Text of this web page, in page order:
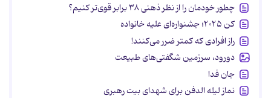
چطور خودمان را از نظر ذهنی ۳۸ برابر قوی‌تر کنیم؟
کن ۲۰۲۵؛ جشنواره‌ای علیه خانواده
راز افرادی که کمتر ضرر می‌کنند!
دورود، سرزمین شگفتی‌های طبیعت
جان فدا
نماز لیله الدفن برای شهدای بیت رهبری